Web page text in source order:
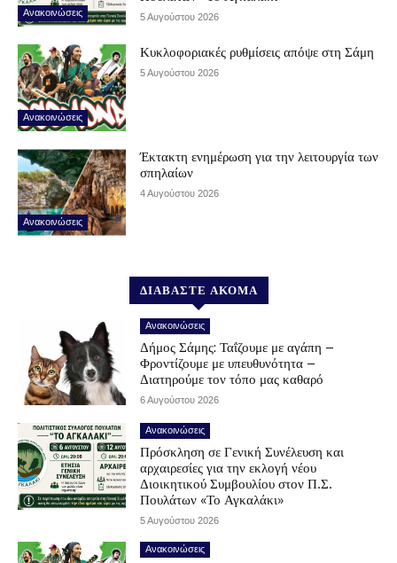
Ανακοινώσεις 5 Αυγούστου 2026
Ανακοινώσεις
Κυκλοφοριακές ρυθμίσεις απόψε στη Σάμη
5 Αυγούστου 2026
Ανακοινώσεις
Έκτακτη ενημέρωση για την λειτουργία των
σπηλαίων
4 Αυγούστου 2026
ΔΙΑΒΑΣΤΕ ΑΚΟΜΑ
Ανακοινώσεις
Δήμος Σάμης: Ταΐζουμε με αγάπη –
Φροντίζουμε με υπευθυνότητα –
Διατηρούμε τον τόπο μας καθαρό
6 Αυγούστου 2026
Ανακοινώσεις
Πρόσκληση σε Γενική Συνέλευση και
αρχαιρεσίες για την εκλογή νέου
Διοικητικού Συμβουλίου στον Π.Σ.
Πουλάτων «Το Αγκαλάκι»
5 Αυγούστου 2026
Ανακοινώσεις